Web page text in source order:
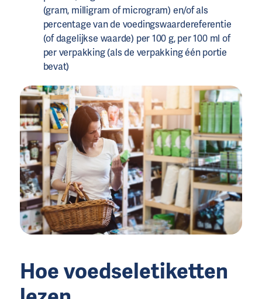
(gram, milligram of microgram) en/of als
percentage van de voedingswaardereferentie
(of dagelijkse waarde) per 100 g, per 100 ml of
per verpakking (als de verpakking één portie
bevat)
Hoe voedseletiketten